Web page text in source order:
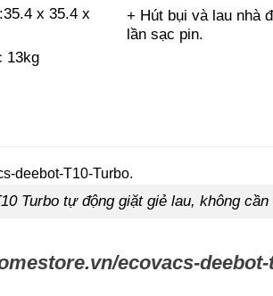
35.4 x 35.4 x
13kg
+ Hút bụi và lau nhà
lần sạc pin.
Turbo tự động giặt giẻ lau, không
ecovacs-